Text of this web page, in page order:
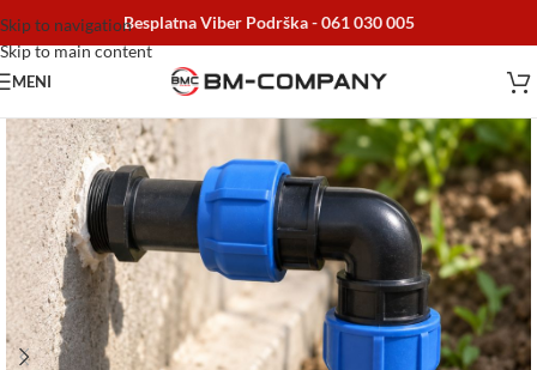
Skip to navigation
Skip to main content
Besplatna Viber Podrška -061 030 005
MENI